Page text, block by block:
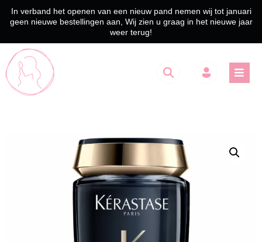
In verband het openen van een nieuw pand nemen wij tot januari
geen nieuwe bestellingen aan, Wij zien u graag in het nieuwe jaar
weer terug!